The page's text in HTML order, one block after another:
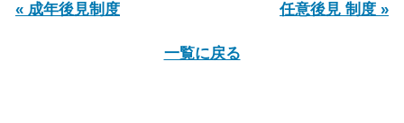
« 成年後見制度 任意後見 制度 »
一覧に戻る